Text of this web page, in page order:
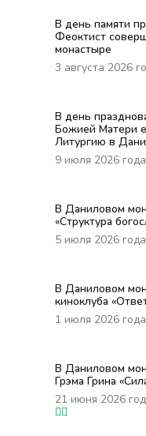
В день памяти
Феоктист
монастыре
3 августа 2026
В день
Божией Матери
Литургию в
9 июля 2026 года
В Даниловом
«Структура
5 июля 2026 года
В Даниловом
киноклуба
1 июля 2026 года
В Даниловом
Грэма Грина
21 июня 2026